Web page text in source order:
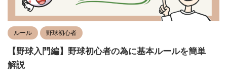
ルール 野球初心者
【野球入門編】野球初心者の為に基本ルールを簡単
解説